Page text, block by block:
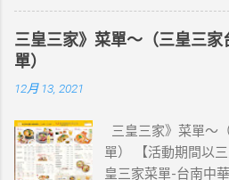
通有 📲 立即取卡免
通不怕過期 🧳 一人
由~~eSIM吃到飽買
字，表示您的手機
卡機、平板、電信
饋) 【販售門市查詢
https://
台式傳統口味~好評
與其他優惠並行。
三皇三家》菜單～（三皇三家
單）
12月 13, 2021
三皇三家》菜單～
單） 【活動期間以
皇三家菜單-台南中